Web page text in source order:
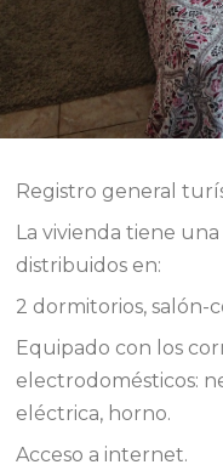
Registro general
La vivienda tiene
distribuidos en:
2 dormitorios, salón-
Equipado con los
electrodomésticos:
eléctrica, horno.
Acceso a internet.